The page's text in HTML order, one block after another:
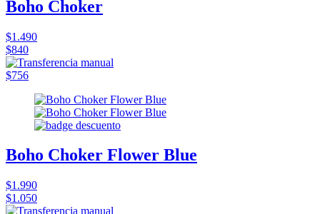
Boho Choker
$1.490
$840
$756
Boho Choker Flower Blue
$1.990
$1.050